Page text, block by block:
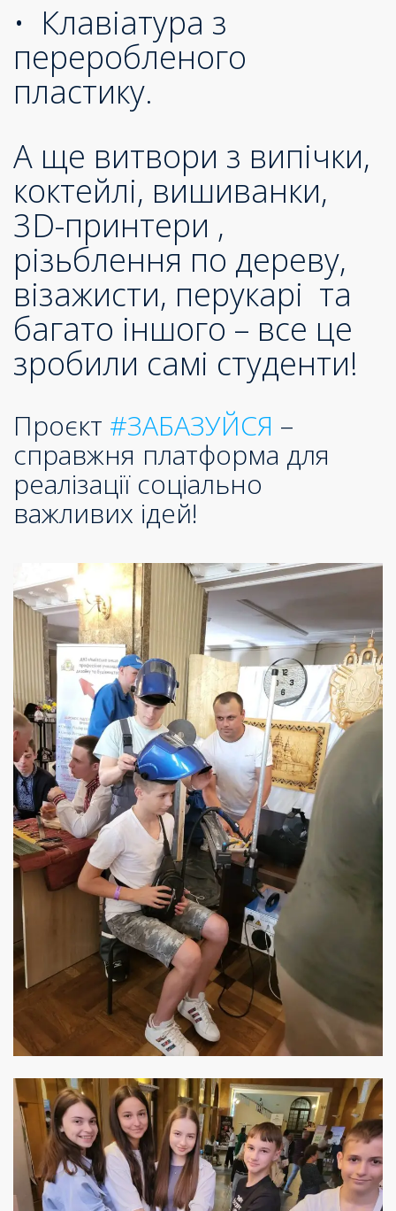
• Клавіатура з
переробленого
пластику.
А ще витвори з випічки,
коктейлі, вишиванки,
3D-принтери ,
різьблення по дереву,
візажисти, перукарі та
багато іншого – все це
зробили самі студенти!
Проєкт #ЗАБАЗУЙСЯ –
справжня платформа для
реалізації соціально
важливих ідей!